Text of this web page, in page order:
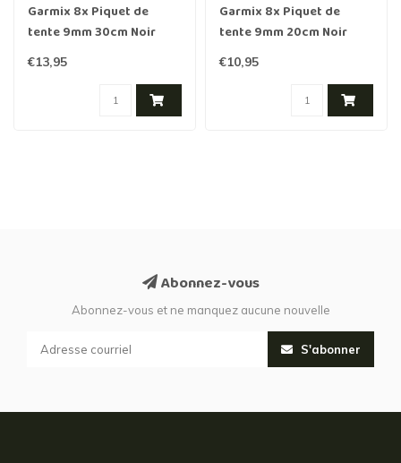
Garmix 8x Piquet de
tente 9mm 30cm Noir
€13,95
Garmix 8x Piquet de
tente 9mm 20cm Noir
€10,95
Abonnez-vous
Abonnez-vous et ne manquez aucune nouvelle
S'abonner